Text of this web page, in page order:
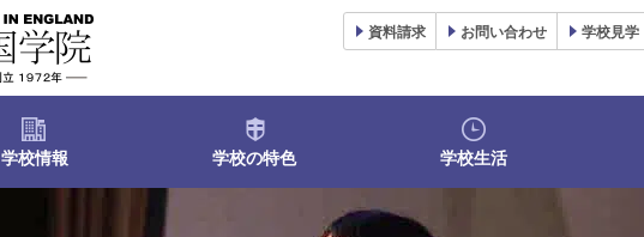
資料請求 お問い合わせ 学校見学
学校情報 学校の特色 学校生活